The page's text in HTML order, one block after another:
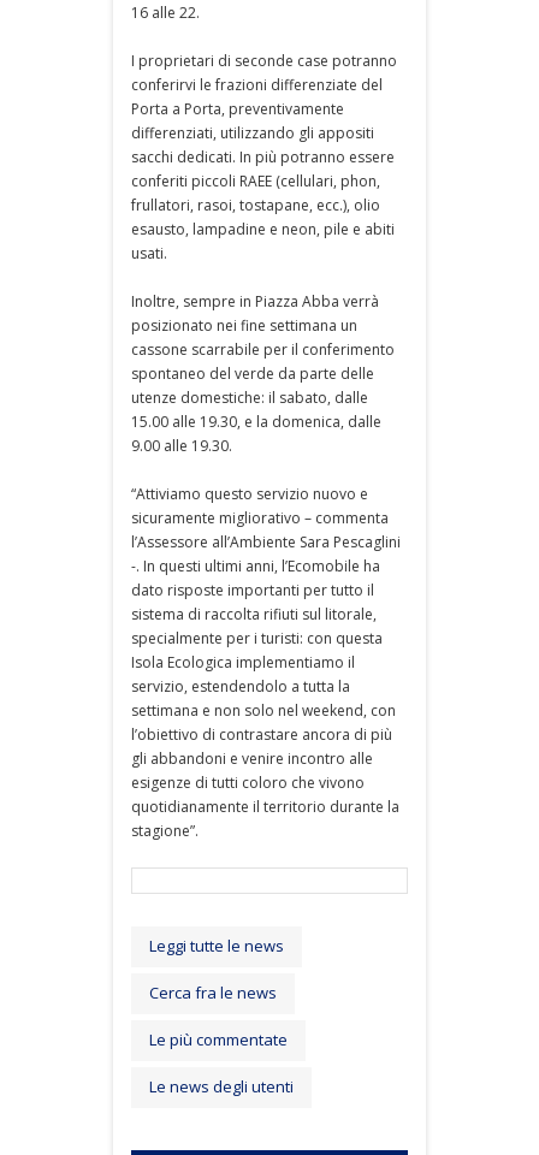
16 alle 22.
I proprietari di seconde case potranno
conferirvi le frazioni differenziate del
Porta a Porta, preventivamente
differenziati, utilizzando gli appositi
sacchi dedicati. In più potranno essere
conferiti piccoli RAEE (cellulari, phon,
frullatori, rasoi, tostapane, ecc.), olio
esausto, lampadine e neon, pile e abiti
usati.
Inoltre, sempre in Piazza Abba verrà
posizionato nei fine settimana un
cassone scarrabile per il conferimento
spontaneo del verde da parte delle
utenze domestiche: il sabato, dalle
15.00 alle 19.30, e la domenica, dalle
9.00 alle 19.30.
“Attiviamo questo servizio nuovo e
sicuramente migliorativo – commenta
l’Assessore all’Ambiente Sara Pescaglini
-. In questi ultimi anni, l’Ecomobile ha
dato risposte importanti per tutto il
sistema di raccolta rifiuti sul litorale,
specialmente per i turisti: con questa
Isola Ecologica implementiamo il
servizio, estendendolo a tutta la
settimana e non solo nel weekend, con
l’obiettivo di contrastare ancora di più
gli abbandoni e venire incontro alle
esigenze di tutti coloro che vivono
quotidianamente il territorio durante la
stagione”.
Leggi tutte le news
Cerca fra le news
Le più commentate
Le news degli utenti